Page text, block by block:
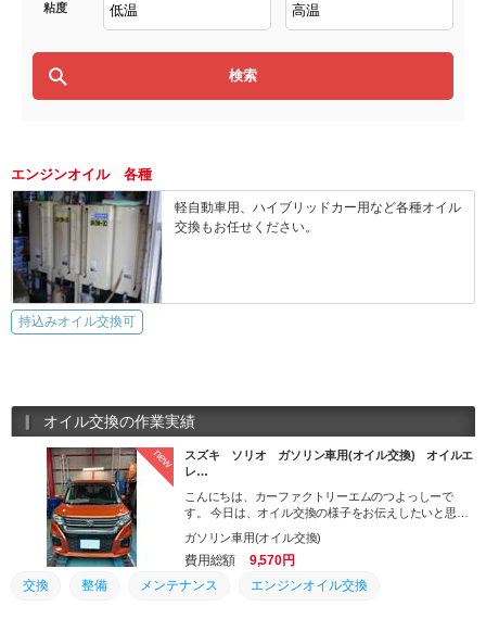
粘度
エンジンオイル 各種
軽自動車用、ハイブリッドカー用など各種オイル
交換もお任せください。
持込みオイル交換可
オイル交換の作業実績
new
スズキ ソリオ ガソリン車用(オイル交換) オイルエ
レ…
こんにちは、カーファクトリーエムのつよっしーで
す。 今日は、オイル交換の様子をお伝えしたいと思い
ガソリン車用(オイル交換)
費用総額
9,570円
交換
整備 メンテナンス エンジンオイル交換